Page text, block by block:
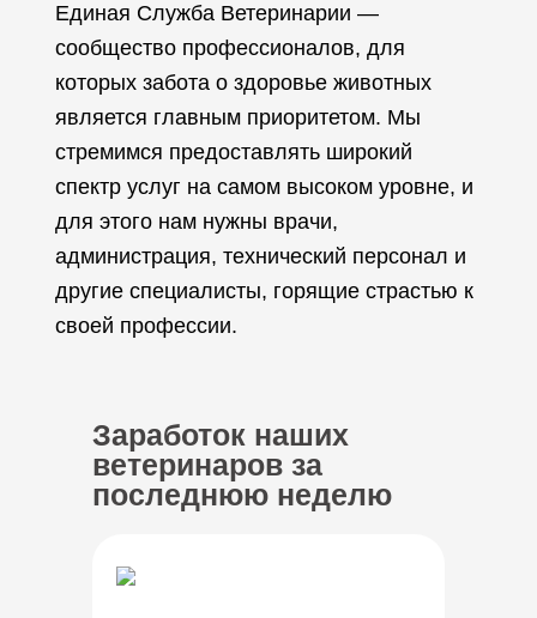
Единая Служба Ветеринарии —
сообщество профессионалов, для
которых забота о здоровье животных
является главным приоритетом. Мы
стремимся предоставлять широкий
спектр услуг на самом высоком уровне, и
для этого нам нужны врачи,
администрация, технический персонал и
другие специалисты, горящие страстью к
своей профессии.
Заработок наших
ветеринаров за
последнюю неделю